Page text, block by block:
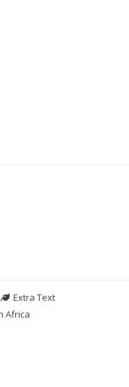
Extra Text
Africa